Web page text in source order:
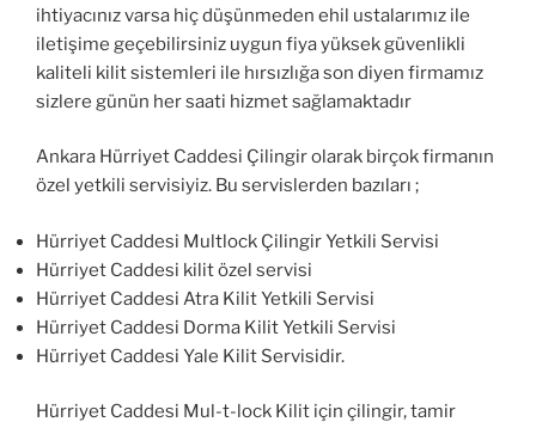
ihtiyacınız varsa hiç düşünmeden ehil ustalarımız ile
iletişime geçebilirsiniz uygun fiya yüksek güvenlikli
kaliteli kilit sistemleri ile hırsızlığa son diyen firmamız
sizlere günün her saati hizmet sağlamaktadır
Ankara Hürriyet Caddesi Çilingir olarak birçok firmanın
özel yetkili servisiyiz. Bu servislerden bazıları ;
Hürriyet Caddesi Multlock Çilingir Yetkili Servisi
Hürriyet Caddesi kilit özel servisi
Hürriyet Caddesi Atra Kilit Yetkili Servisi
Hürriyet Caddesi Dorma Kilit Yetkili Servisi
Hürriyet Caddesi Yale Kilit Servisidir.
Hürriyet Caddesi Mul-t-lock Kilit için çilingir, tamir